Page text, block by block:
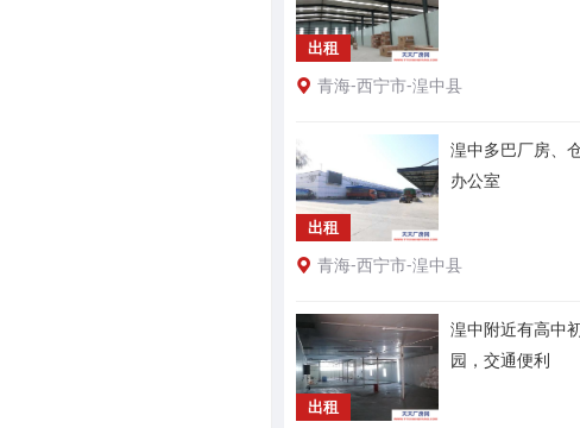
出租
青海-西宁市-湟中县
出租
湟中多巴厂房、
办公室
青海-西宁市-湟中县
出租
湟中附近有高中
园，交通便利